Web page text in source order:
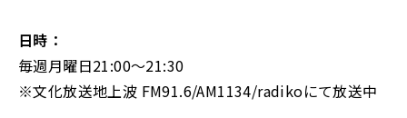
日時：
毎週月曜日21:00～21:30
※文化放送地上波 FM91.6/AM1134/radikoにて放送中